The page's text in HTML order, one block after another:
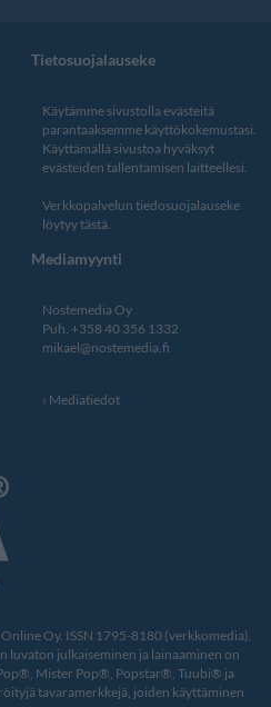
Tietosuojalauseke
Käytämme sivustolla evästeitä
parantaaksemme käyttökokemustasi.
Käyttämällä sivustoa hyväksyt
evästeiden tallentamisen laitteellesi.
Verkkopalvelun tiedosuojalauseke
löytyy tästä.
Mediamyynti
Nostemedia Oy
Puh. +358 40 356 1332
mikael@nostemedia.fi
Mediatiedot
Oy. ISSN 1795-8180 (verkkomedia).
luvaton julkaiseminen ja lainaaminen on
Mister Pop®, Popstar®, Tuubi® ja
tavaramerkkejä, joiden käyttäminen